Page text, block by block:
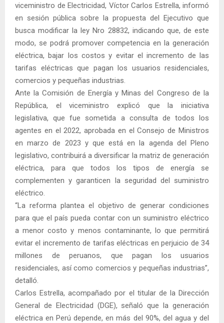
viceministro de Electricidad, Víctor Carlos Estrella, informó
en sesión pública sobre la propuesta del Ejecutivo que
busca modificar la ley Nro 28832, indicando que, de este
modo, se podrá promover competencia en la generación
eléctrica, bajar los costos y evitar el incremento de las
tarifas eléctricas que pagan los usuarios residenciales,
comercios y pequeñas industrias.
Ante la Comisión de Energía y Minas del Congreso de la
República, el viceministro explicó que la iniciativa
legislativa, que fue sometida a consulta de todos los
agentes en el 2022, aprobada en el Consejo de Ministros
en marzo de 2023 y que está en la agenda del Pleno
legislativo, contribuirá a diversificar la matriz de generación
eléctrica, para que todos los tipos de energía se
complementen y garanticen la seguridad del suministro
eléctrico.
“La reforma plantea el objetivo de generar condiciones
para que el país pueda contar con un suministro eléctrico
a menor costo y menos contaminante, lo que permitirá
evitar el incremento de tarifas eléctricas en perjuicio de 34
millones de peruanos, que pagan los usuarios
residenciales, así como comercios y pequeñas industrias”,
detalló.
Carlos Estrella, acompañado por el titular de la Dirección
General de Electricidad (DGE), señaló que la generación
eléctrica en Perú depende, en más del 90%, del agua y del